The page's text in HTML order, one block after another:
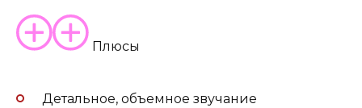
Плюсы
Детальное, объемное звучание